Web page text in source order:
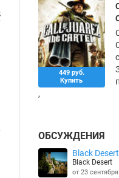
449 руб.
Купить
,
ОБСУЖДЕНИЯ
Black
Black Desert
от 23